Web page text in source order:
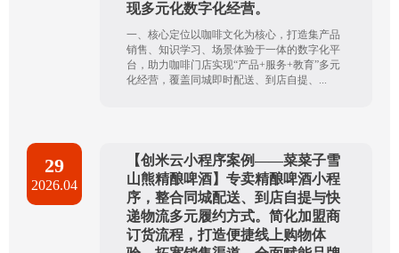
现多元化数字化经营。
一、核心定位以咖啡文化为核心，打造集产品
销售、知识学习、场景体验于一体的数字化平
台，助力咖啡门店实现“产品+服务+教育”多元
化经营，覆盖同城即时配送、到店自提、...
29
2026.04
【创米云小程序案例——菜菜子雪
山熊精酿啤酒】专卖精酿啤酒小程
序，整合同城配送、到店自提与快
递物流多元履约方式。简化加盟商
订货流程，打造便捷线上购物体